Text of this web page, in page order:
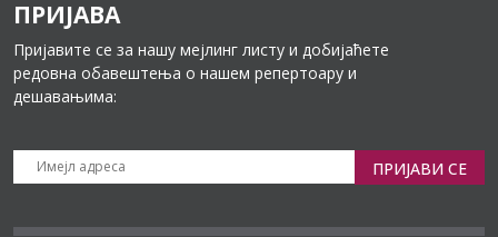
ПРИЈАВА
Пријавите се за нашу мејлинг листу и добијаћете
редовна обавештења о нашем репертоару и
дешавањима:
ПРИЈАВИ СЕ